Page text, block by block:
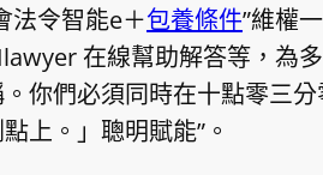
法令智能e＋包養條件”維權
在線幫助解答等，為
你們必須同時在十點零三
上。」聰明賦能”。